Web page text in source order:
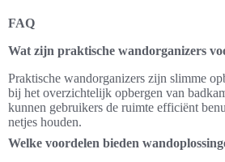
FAQ
Wat zijn praktische wandorganizers
Praktische wandorganizers zijn slimme
bij het overzichtelijk opbergen van
kunnen gebruikers de ruimte efficiënt
netjes houden.
Welke voordelen bieden